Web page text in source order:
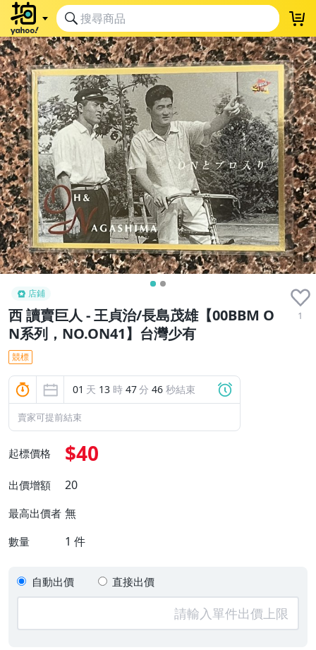
店鋪
西 讀賣巨人 - 王貞治/長島茂雄【00BBM O
N系列，NO.ON41】台灣少有
1
競標
01 天 13 時 47分 45 秒結束
賣家可提前結束
起標價格 $40
出價增額 20
最高出價者 無
數量 1 件
自動出價 直接出價